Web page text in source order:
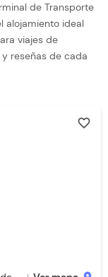
de Transporte
alojamiento ideal
viajes de
reseñas de cada
favorite_border